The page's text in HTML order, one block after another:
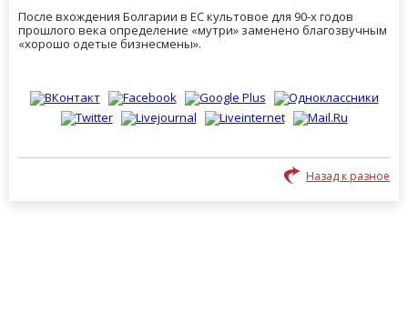
После вхождения Болгарии в ЕС культовое для 90-х годов
прошлого века определение «мутри» заменено благозвучным
«хорошо одетые бизнесмены».
Назад к разное